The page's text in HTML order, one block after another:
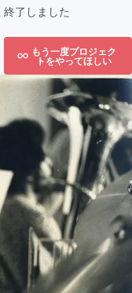
終了しました
もう一度プロジェク
トをやってほしい